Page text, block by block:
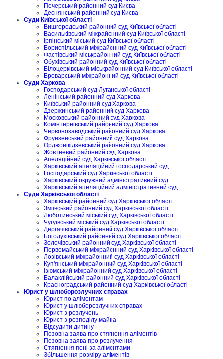
Печерський районний суд Києва
Деснянський районний суд Києва
Суди Київської області
Вишгородський районний суд Київської області
Васильківський міжрайонний суд Київської області
Ірпінський міський суд Київської області
Бориспільський міжрайонний суд Київської області
Фастівський міськрайонний суд Київської області
Обухівський районний суд Київської області
Білоцерківський міськрайонний суд Київської області
Броварський міжрайонний суд Київської області
Суди Харкова
Господарський суд Луганської області
Ленінський районний суд Харкова
Київський районний суд Харкова
Дзержинський районний суд Харкова
Московський районний суд Харкова
Комінтернівський районний суд Харкова
Червонозаводський районний суд Харкова
Фрунзенський районний суд Харкова
Орджонікідзевський районний суд Харкова
Жовтневий районний суд Харкова
Апеляційний суд Харківської області
Харківський апеляційний господарський суд
Господарський суд Харківської області
Харківський окружний адміністративний суд
Харківський апеляційний адміністративний суд
Суди Харківської області
Харківський районний суд Харківської області
Зміївський районний суд Харківської області
Люботинський міський суд Харківської області
Чугуївський міський суд Харківської області
Дергачівський районний суд Харківської області
Богодухівський районний суд Харківської області
Золочівський районний суд Харківської області
Первомайський міжрайонний суд Харківської області
Лозівський міжрайонний суд Харківської області
Куп'янський міжрайонний суд Харківської області
Ізюмський міжрайонний суд Харківської області
Балаклійський районний суд Харківської області
Красноградський районний суд Харківської області
Юрист у шлюборозлучних справах
Юрист по аліментам
Юрист у шлюборозлучних справах
Юрист з розлучень
Юрист з розподілу майна
Відсудити дитину
Позовна заява про стягнення аліментів
Позовна заява про розлучення
Стягнення пені за аліментами
Збільшення розміру аліментів